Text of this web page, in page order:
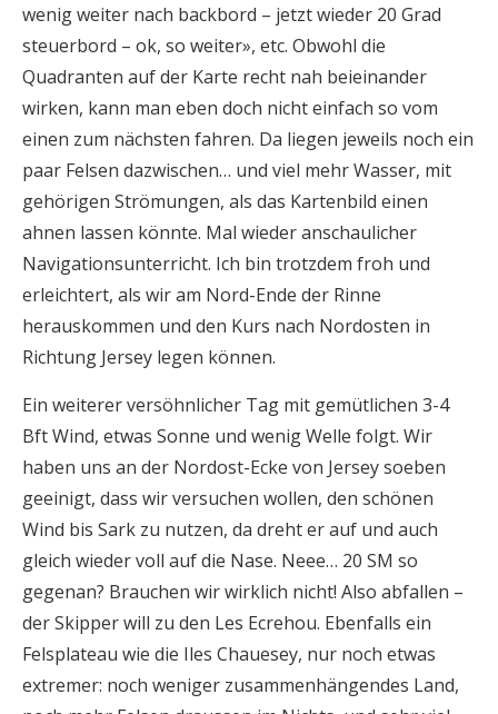
wenig weiter nach backbord – jetzt wieder 20 Grad
steuerbord – ok, so weiter», etc. Obwohl die
Quadranten auf der Karte recht nah beieinander
wirken, kann man eben doch nicht einfach so vom
einen zum nächsten fahren. Da liegen jeweils noch ein
paar Felsen dazwischen… und viel mehr Wasser, mit
gehörigen Strömungen, als das Kartenbild einen
ahnen lassen könnte. Mal wieder anschaulicher
Navigationsunterricht. Ich bin trotzdem froh und
erleichtert, als wir am Nord-Ende der Rinne
herauskommen und den Kurs nach Nordosten in
Richtung Jersey legen können.
Ein weiterer versöhnlicher Tag mit gemütlichen 3-4
Bft Wind, etwas Sonne und wenig Welle folgt. Wir
haben uns an der Nordost-Ecke von Jersey soeben
geeinigt, dass wir versuchen wollen, den schönen
Wind bis Sark zu nutzen, da dreht er auf und auch
gleich wieder voll auf die Nase. Neee… 20 SM so
gegenan? Brauchen wir wirklich nicht! Also abfallen –
der Skipper will zu den Les Ecrehou. Ebenfalls ein
Felsplateau wie die Iles Chauesey, nur noch etwas
extremer: noch weniger zusammenhängendes Land,